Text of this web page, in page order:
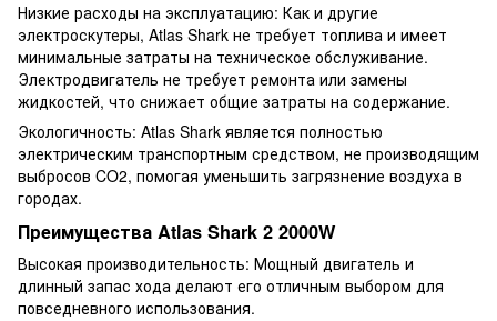
Низкие расходы на эксплуатацию: Как и другие
электроскутеры, Atlas Shark не требует топлива и имеет
минимальные затраты на техническое обслуживание.
Электродвигатель не требует ремонта или замены
жидкостей, что снижает общие затраты на содержание.
Экологичность: Atlas Shark является полностью
электрическим транспортным средством, не производящим
выбросов CO2, помогая уменьшить загрязнение воздуха в
городах.
Преимущества Atlas Shark 2 2000W
Высокая производительность: Мощный двигатель и
длинный запас хода делают его отличным выбором для
повседневного использования.